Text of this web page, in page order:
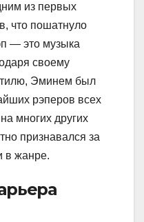
из первых
что пошатнуло
— это музыка
своему
Эминем был
рэперов всех
многих других
признавался за
в жанре.